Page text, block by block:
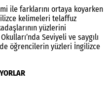
ile farklarını ortaya koyarken
kelimeleri telaffuz
yüzlerini
Seviyeli ve saygılı
öğrencilerin yüzleri İngilizce